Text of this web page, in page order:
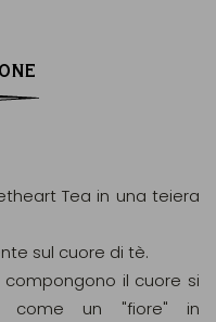
Tea in una teiera
sul cuore di tè.
il cuore si
come un "fiore" in